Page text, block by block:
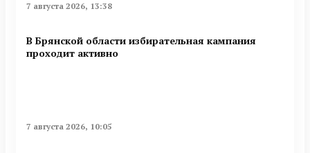
7 августа 2026, 13:38
В Брянской области избирательная кампания
проходит активно
7 августа 2026, 10:05